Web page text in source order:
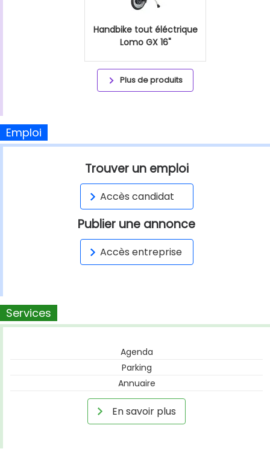
Handbike tout éléctrique
Lomo GX 16"
Plus de produits
Emploi
Trouver un emploi
Accès candidat
Publier une annonce
Accès entreprise
Services
Agenda
Parking
Annuaire
En savoir plus